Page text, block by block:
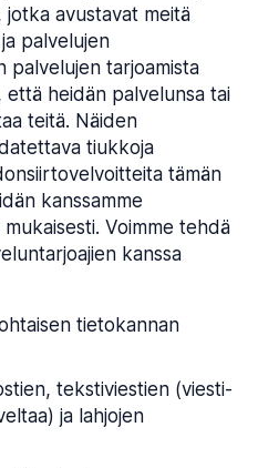
jotka avustavat meitä
palvelujen
palvelujen tarjoamista
heidän palvelunsa tai
teitä. Näiden
tiukkoja
tämän
kanssamme
Voimme tehdä
kanssa
tietokannan
tekstiviestien (viesti-
ja lahjojen